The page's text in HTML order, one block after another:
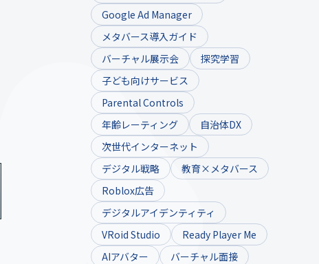
Google Ad Manager
メタバース導入ガイド
バーチャル展示会
探究学習
子ども向けサービス
Parental Controls
年齢レーティング
自治体DX
次世代インターネット
デジタル戦略
教育×メタバース
Roblox広告
デジタルアイデンティティ
VRoid Studio
Ready Player Me
AIアバター
バーチャル面接